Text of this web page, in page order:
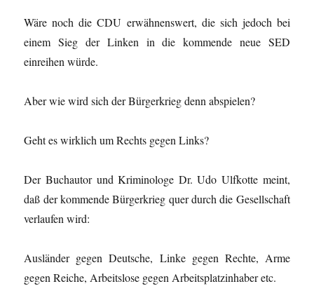
Wäre noch die CDU erwähnenswert, die sich jedoch bei
einem Sieg der Linken in die kommende neue SED
einreihen würde.
Aber wie wird sich der Bürgerkrieg denn abspielen?
Geht es wirklich um Rechts gegen Links?
Der Buchautor und Kriminologe Dr. Udo Ulfkotte meint,
daß der kommende Bürgerkrieg quer durch die Gesellschaft
verlaufen wird:
Ausländer gegen Deutsche, Linke gegen Rechte, Arme
gegen Reiche, Arbeitslose gegen Arbeitsplatzinhaber etc.